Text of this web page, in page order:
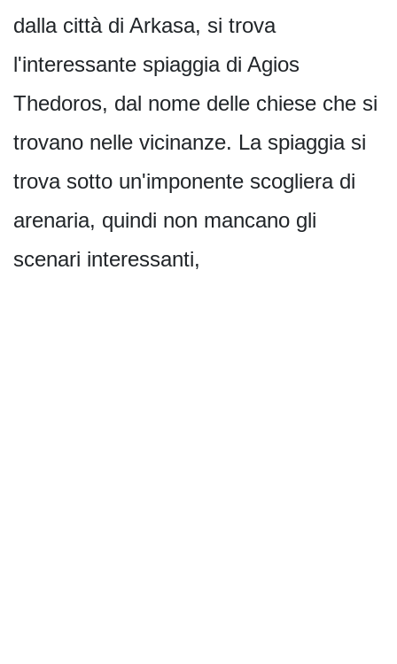
dalla città di Arkasa, si trova
l'interessante spiaggia di Agios
Thedoros, dal nome delle chiese che si
trovano nelle vicinanze. La spiaggia si
trova sotto un'imponente scogliera di
arenaria, quindi non mancano gli
scenari interessanti,